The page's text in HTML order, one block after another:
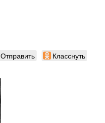
Отправить Класснуть